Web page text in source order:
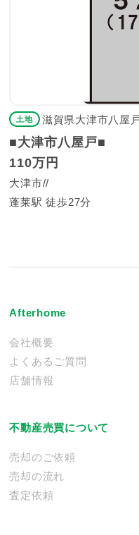
土地 滋賀県大津市八屋
■大津市八屋戸■
110万円
大津市
蓬莱駅 徒歩27分
Afterhome
会社概要
よくあるご質問
店舗情報
不動産売買について
売却のご依頼
売却の流れ
査定依頼